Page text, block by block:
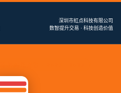
深圳市虹点科技有限公司
数智提升交易 · 科技创造价值